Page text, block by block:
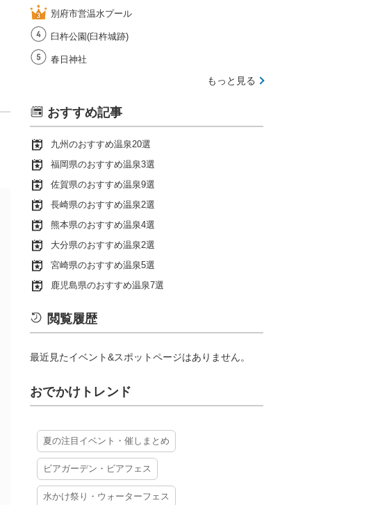
別府市営温水プール
臼杵公園(臼杵城跡)
春日神社
もっと見る
おすすめ記事
九州のおすすめ温泉20選
福岡県のおすすめ温泉3選
佐賀県のおすすめ温泉9選
長崎県のおすすめ温泉2選
熊本県のおすすめ温泉4選
大分県のおすすめ温泉2選
宮崎県のおすすめ温泉5選
鹿児島県のおすすめ温泉7選
閲覧履歴
最近見たイベント&スポットページはありません。
おでかけトレンド
夏の注目イベント・催しまとめ
ビアガーデン・ビアフェス
水かけ祭り・ウォーターフェス